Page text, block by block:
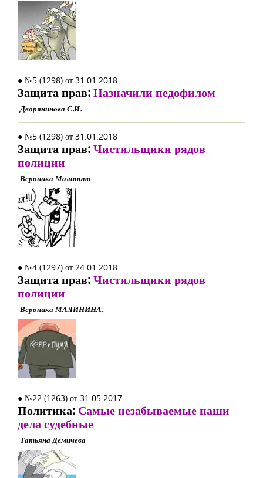
● №5 (1298) от 31.01.2018
Защита прав:Назначили педофилом
Дворянинова С.И.
● №5 (1298) от 31.01.2018
Защита прав:Чистильщики рядов
полиции
Вероника Малинина
● №4 (1297) от 24.01.2018
Защита прав:Чистильщики рядов
полиции
Вероника МАЛИНИНА.
● №22 (1263) от 31.05.2017
Политика: Самые незабываемые наши
дела судебные
Татьяна Демичева